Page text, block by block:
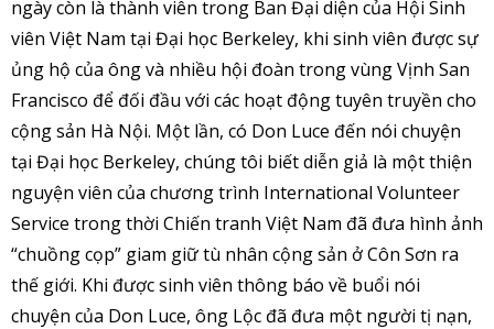
ngày còn là thành viên trong Ban Đại diện của Hội Sinh
viên Việt Nam tại Đại học Berkeley, khi sinh viên được sự
ủng hộ của ông và nhiều hội đoàn trong vùng Vịnh San
Francisco để đối đầu với các hoạt động tuyên truyền cho
cộng sản Hà Nội. Một lần, có Don Luce đến nói chuyện
tại Đại học Berkeley, chúng tôi biết diễn giả là một thiện
nguyện viên của chương trình International Volunteer
Service trong thời Chiến tranh Việt Nam đã đưa hình ảnh
“chuồng cọp” giam giữ tù nhân cộng sản ở Côn Sơn ra
thế giới. Khi được sinh viên thông báo về buổi nói
chuyện của Don Luce, ông Lộc đã đưa một người tị nạn,